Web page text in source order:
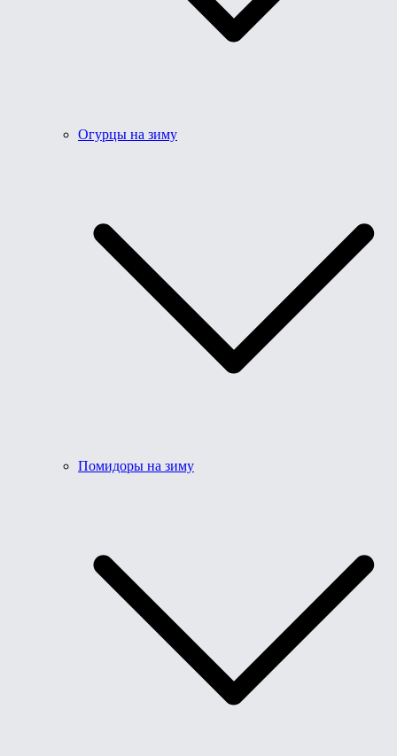
Огурцы на зиму
Помидоры на зиму